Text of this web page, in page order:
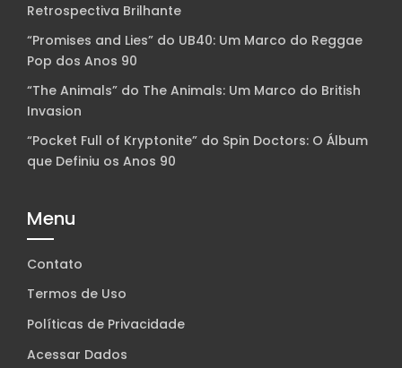
Retrospectiva Brilhante
“Promises and Lies” do UB40: Um Marco do Reggae
Pop dos Anos 90
“The Animals” do The Animals: Um Marco do British
Invasion
“Pocket Full of Kryptonite” do Spin Doctors: O Álbum
que Definiu os Anos 90
Menu
Contato
Termos de Uso
Políticas de Privacidade
Acessar Dados